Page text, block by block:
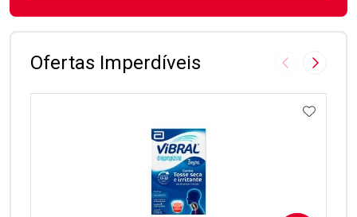
FECHAR
FECHAR
Ofertas Imperdíveis Imagem